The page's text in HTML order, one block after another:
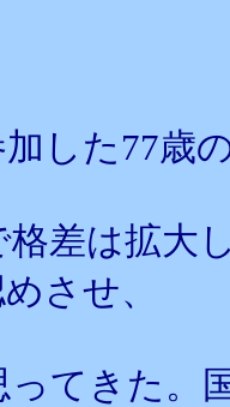
した77歳
格差は拡大
させ、
てきた。